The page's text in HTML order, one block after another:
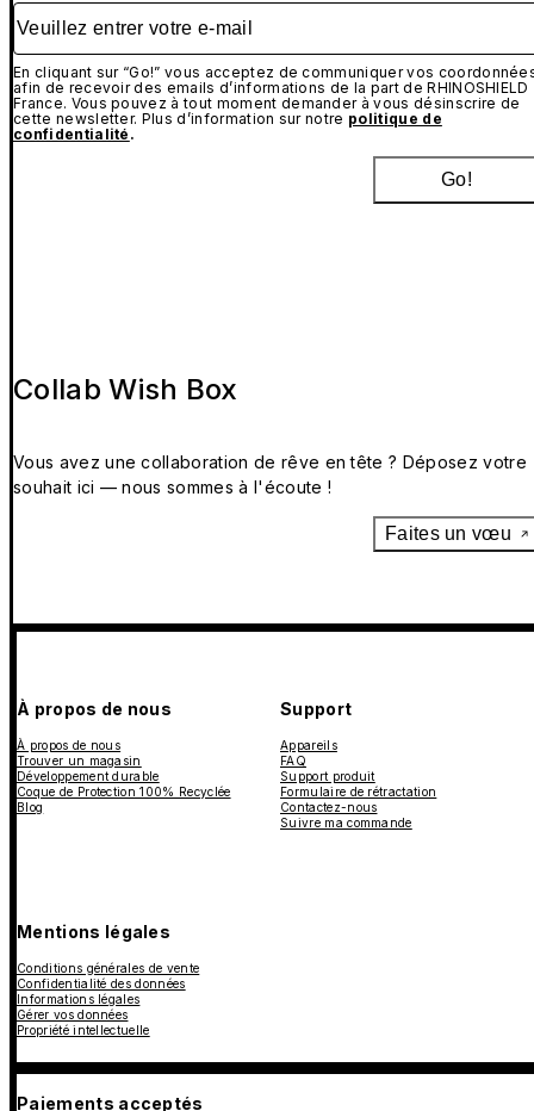
Veuillez entrer votre e-mail
En cliquant sur “Go!” vous acceptez de communiquer vos
afin de recevoir des emails d’informations de la part de RHINOSHIELD
France. Vous pouvez à tout moment demander à vous désinscrire de
cette newsletter. Plus d’information sur notre politique de
confidentialité .
Go!
Collab Wish Box
Vous avez une collaboration de rêve en tête ? Déposez votre
souhait ici — nous sommes à l'écoute !
Faites un vœu
À propos de nous
À propos de nous
Trouver un magasin
Développement durable
Coque de Protection 100% Recyclée
Blog
Support
Appareils
FAQ
Support produit
Formulaire de rétractation
Contactez-nous
Suivre ma commande
Mentions légales
Conditions générales de vente
Confidentialité des données
Informations légales
Gérer vos données
Propriété intellectuelle
Paiements acceptés